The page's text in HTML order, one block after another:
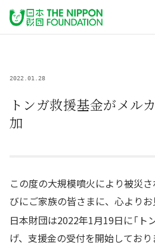
2022.01.28
トンガ救援基金がメル
加
この度の大規模噴火により被災
びにご家族の皆さまに、心よりお
日本財団は2022年1月19日に「ト
げ、支援金の受付を開始してお